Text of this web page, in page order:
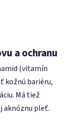
a ochranu
(vitamín
kožnú bariéru,
Má tiež
aknóznu pleť.